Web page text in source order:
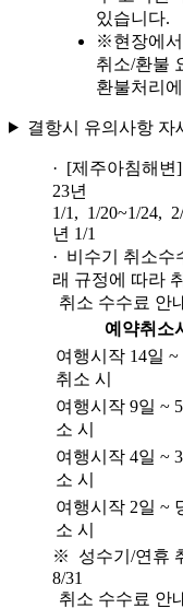
있습니다.
※현장에
취소/환불
환불처리
결항시 유의사항 자
· [제주아침해변
23년
1/1, 1/20~1/24,
년 1/1
· 비수기 취소수
래 규정에 따라
취소 수수료 안
예약취소
여행시작 14일 ~
취소 시
여행시작 9일 ~
소 시
여행시작 4일 ~
소 시
여행시작 2일 ~
소 시
※ 성수기/연휴
8/31
취소 수수료 안